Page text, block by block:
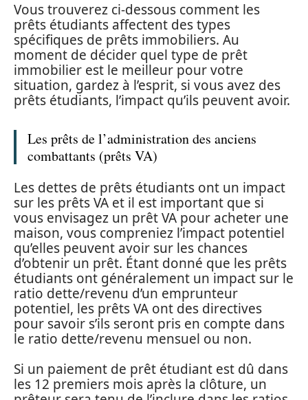
Vous trouverez ci-dessous comment les
prêts étudiants affectent des types
spécifiques de prêts immobiliers. Au
moment de décider quel type de prêt
immobilier est le meilleur pour votre
situation, gardez à l’esprit, si vous avez des
prêts étudiants, l’impact qu’ils peuvent avoir.
Les prêts de l’administration des anciens
combattants (prêts VA)
Les dettes de prêts étudiants ont un impact
sur les prêts VA et il est important que si
vous envisagez un prêt VA pour acheter une
maison, vous compreniez l’impact potentiel
qu’elles peuvent avoir sur les chances
d’obtenir un prêt. Étant donné que les prêts
étudiants ont généralement un impact sur le
ratio dette/revenu d’un emprunteur
potentiel, les prêts VA ont des directives
pour savoir s’ils seront pris en compte dans
le ratio dette/revenu mensuel ou non.
Si un paiement de prêt étudiant est dû dans
les 12 premiers mois après la clôture, un